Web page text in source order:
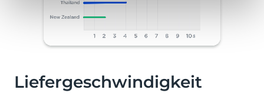
Liefergeschwindigkeit